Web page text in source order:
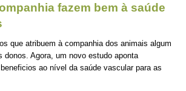
fazem bem à saúde
que atribuem à companhia dos animais algum
donos. Agora, um novo estudo aponta
ao nível da saúde vascular para as